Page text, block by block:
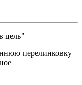
цель"
перелинковку